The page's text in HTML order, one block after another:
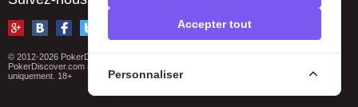
© 2012-2026 PokerDiscover.com. Tous droits réservés
PokerDiscover.com n'est pas un organisateur de jeux. Le site est à titre informatif
uniquement. 18+
Accepter tout
Personnaliser